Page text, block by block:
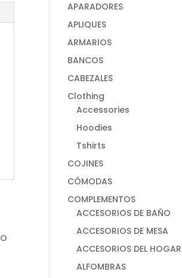
APARADORES
APLIQUES
ARMARIOS
BANCOS
CABEZALES
Clothing
Accessories
Hoodies
Tshirts
COJINES
CÓMODAS
COMPLEMENTOS
ACCESORIOS DE BAÑO
ACCESORIOS DE MESA
ACCESORIOS DEL HOGAR
ALFOMBRAS